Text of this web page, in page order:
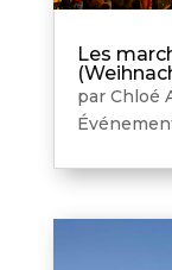
Les
par Chloé